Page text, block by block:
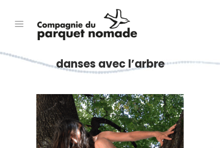
danses avec l’arbre